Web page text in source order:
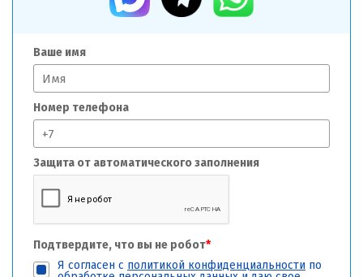
Ваше имя
Номер телефона
Защита от автоматического заполнения
Подтвердите, что вы не робот*
Я согласен с политикой конфиденциальности по